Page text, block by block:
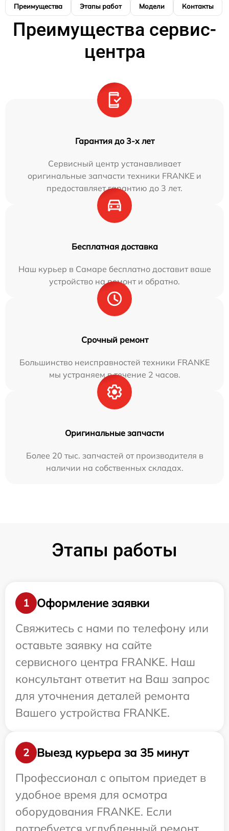
Преимущества Этапы работ Модели Контакты
Преимущества сервис-
центра
Гарантия до 3-х лет
Сервисный центр устанавливает
оригинальные запчасти техники FRANKE и
предоставляет гарантию до 3 лет.
Бесплатная доставка
Наш курьер в Самаре бесплатно доставит ваше
устройство на ремонт и обратно.
Срочный ремонт
Большинство неисправностей техники FRANKE
мы устраняем в течение 2 часов.
Оригинальные запчасти
Более 20 тыс. запчастей от производителя в
наличии на собственных складах.
Этапы работы
1
Оформление заявки
Свяжитесь с нами по телефону или
оставьте заявку на сайте
сервисного центра FRANKE. Наш
консультант ответит на Ваш запрос
для уточнения деталей ремонта
Вашего устройства FRANKE.
2
Выезд курьера за 35 минут
Профессионал с опытом приедет в
удобное время для осмотра
оборудования FRANKE. Если